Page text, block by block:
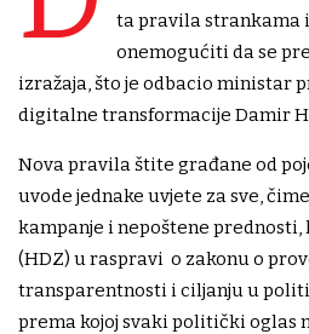
ta pravila strankama
onemogućiti da se
izražaja, što je odbacio ministar
digitalne transformacije Damir
Nova pravila štite građane od
uvode jednake uvjete za sve,
kampanje i nepoštene prednosti,
(HDZ) u raspravi o zakonu o
transparentnosti i ciljanju u
prema kojoj svaki politički oglas